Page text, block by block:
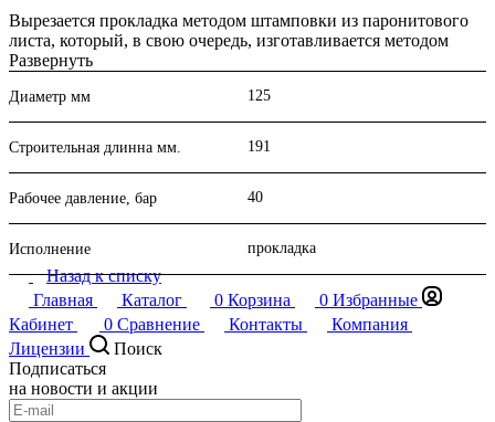
Вырезается прокладка методом штамповки из паронитового
листа, который, в свою очередь, изготавливается методом
прессовки асбеста и каучука.
Паронит является очень надежным материалом, он хорошо
герметизирует фланцевое соединение и обеспечивает
надежную работоспособность соединения как при низких, так
и высоких температурах. При затягивании двух фланцев,
между которыми находится паронитовая прокладка, на нее
происходит воздействие определенного давления, паронит
становится мягким и заполняет все неровности, образуя
надежное соединение.
Преимущества прокладок выполненных из паронита:
способны работать при высоких температурах;
обладают высокой герметичностью;
способны работать при высоких давлениях;
Чтобы купить в Перми уплотнительные материалы,
паронитовые прокладки, вам не придется тратить много
Развернуть
Диаметр мм 125
Строительная длинна мм. 191
Рабочее давление, бар 40
Исполнение прокладка
Назад к списку
Главная
Каталог 0 Корзина 0 Избранные
Кабинет
0 Сравнение Контакты
Компания
Лицензии
Поиск
Подписаться
на новости и акции